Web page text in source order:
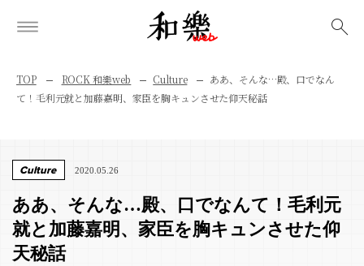
TOP ROCK 和樂web Culture
ああ、そんな…殿、口でなん
て！毛利元就と加藤嘉明、家臣を胸キュンさせた仰天秘話
Culture 2020.05.26
ああ、そんな…殿、口でなんて！毛利元
就と加藤嘉明、家臣を胸キュンさせた仰
天秘話